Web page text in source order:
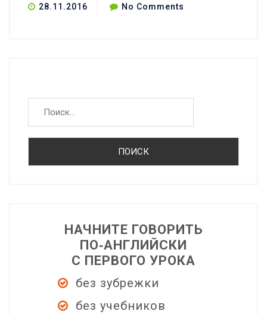
28.11.2016
No Comments
английском,
НАЧНИТЕ ГОВОРИТЬ
ПО‑АНГЛИЙСКИ
С ПЕРВОГО УРОКА
без зубрежки
без учебников